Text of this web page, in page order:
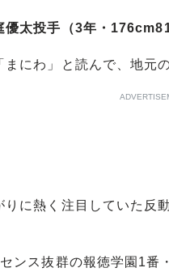
太投手（3年・
にわ」と読んで、地元
に熱く注目していた反
ンス抜群の報徳学園1番